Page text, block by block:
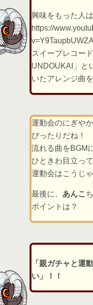
興味をもった人
https://
v=Y9TaupbUWZA
スイープレコー
UNDOUKAI」と
いたアレンジ曲
運動会のにぎや
ぴったりだね！
流れる曲をBGM
ひときわ目立っ
運動会はこうじ
最後に、 あんこ
ポイントは？
「親ガチャと運
い」！！